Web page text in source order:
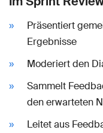
Präsentiert
Ergebnisse
Moderiert den
Sammelt
den erwarteten
Leitet aus